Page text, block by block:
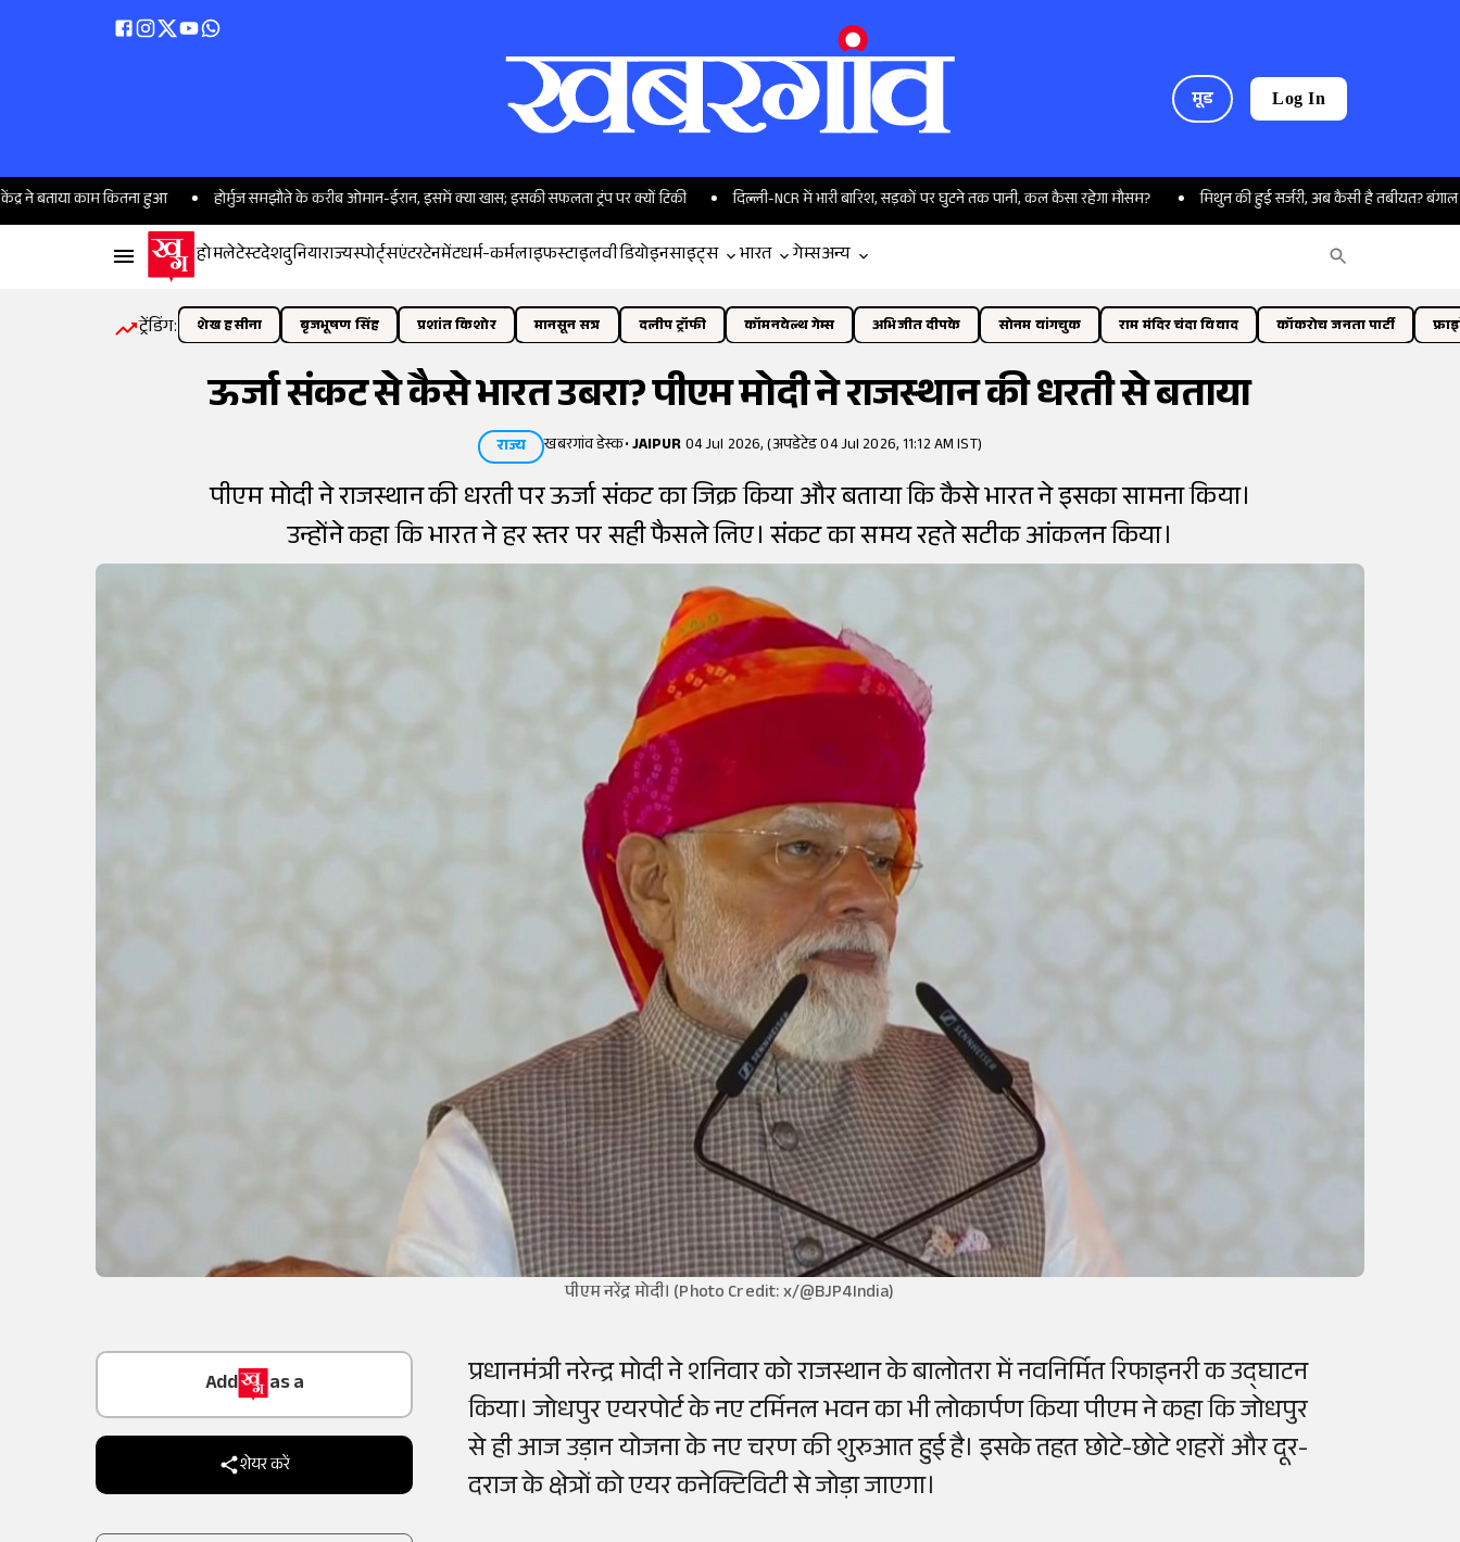
मूड Log In
काम कितना हुआ होर्मुज समझौते के करीब ओमान-ईरान, इसमें क्या खास; इसकी सफलता ट्रंप पर क्यों टिकी दिल्ली-NCR में भारी बारिश, सड़कों पर घुटने तक पानी, कल कैसा रहेगा मौसम? मिथुन की हुई सर्जरी, अब कैसी है तबीयत? बंगाल सीएम
होमलेटेस्टदेशदुनियाराज्यस्पोर्ट्सएंटरटेनमेंटधर्म-कर्मलाइफस्टाइलवीडियोइनसाइट्स भारत गेम्सअन्य
ट्रेंडिंग: शेख हसीना बृजभूषण सिंह प्रशांत किशोर मानसून सत्र दलीप ट्रॉफी कॉमनवेल्थ गेम्स अभिजीत दीपके सोनम वांगचुक राम मंदिर चंदा विवाद कॉकरोच जनता पार्टी
ऊर्जा संकट से कैसे भारत उबरा? पीएम मोदी ने राजस्थान की धरती से बताया
राज्य खबरगांव डेस्क•JAIPUR04 Jul 2026, (अपडेटेड 04 Jul 2026, 11:12 AM IST)
पीएम मोदी ने राजस्थान की धरती पर ऊर्जा संकट का जिक्र किया और बताया कि कैसे भारत ने इसका सामना किया।
उन्होंने कहा कि भारत ने हर स्तर पर सही फैसले लिए। संकट का समय रहते सटीक आंकलन किया।
पीएम नरेंद्र मोदी। (Photo Credit: x/@BJP4India)
Trusted Source on
शेयर करें
प्रधानमंत्री नरेन्द्र मोदी ने शनिवार को राजस्थान के बालोतरा में नवनिर्मित रिफाइनरी क उद्घाटन
किया। जोधपुर एयरपोर्ट के नए टर्मिनल भवन का भी लोकार्पण किया पीएम ने कहा कि जोधपुर
से ही आज उड़ान योजना के नए चरण की शुरुआत हुई है। इसके तहत छोटे-छोटे शहरों और दूर-
दराज के क्षेत्रों को एयर कनेक्टिविटी से जोड़ा जाएगा।